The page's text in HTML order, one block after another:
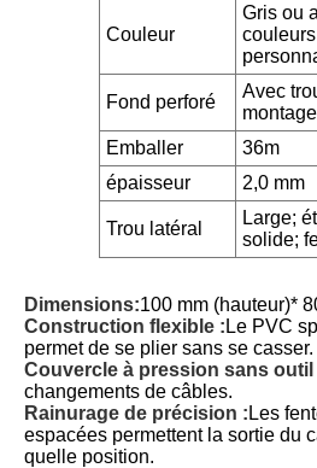
Couleur
Gris ou
couleurs
Fond perforé
Avec
Emballer
36m
épaisseur
2,0 mm
Trou latéral
Large;
solide;
Dimensions:100 mm (hauteur)*
Construction flexible : Le PVC
permet de se plier sans se casser.
Couvercle à pression sans outil
changements de câbles.
Rainurage de précision : Les
espacées permettent la sortie du
quelle position.